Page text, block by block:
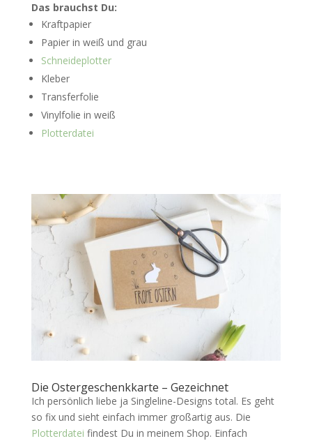
Das brauchst Du:
Kraftpapier
Papier in weiß und grau
Schneideplotter
Kleber
Transferfolie
Vinylfolie in weiß
Plotterdatei
Die Ostergeschenkkarte – Gezeichnet
Ich persönlich liebe ja Singleline-Designs total. Es geht
so fix und sieht einfach immer großartig aus. Die
Plotterdatei findest Du in meinem Shop. Einfach